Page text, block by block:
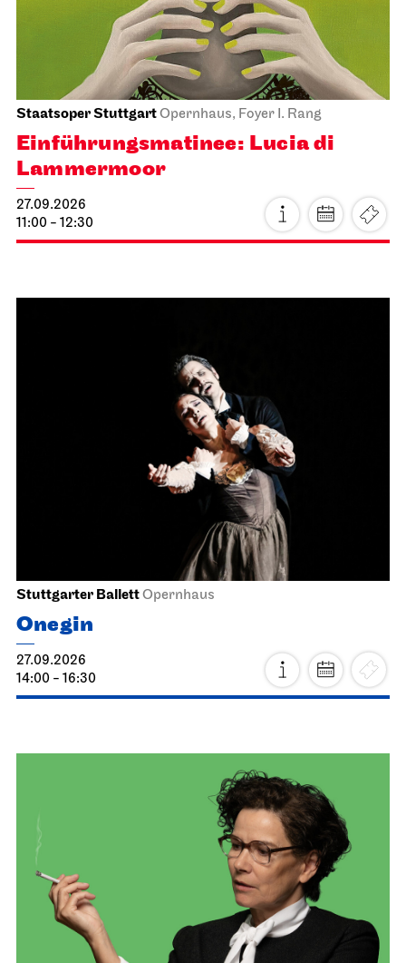
Staatsoper StuttgartOpernhaus, Foyer I. Rang
Einführungs­matinee: Lucia di
Lammermoor
27.09.2026
11:00 - 12:30
Stuttgarter BallettOpernhaus
Onegin
27.09.2026
14:00 - 16:30